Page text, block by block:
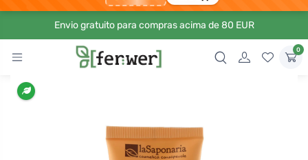
Envio gratuito para compras acima de 80 EUR
0